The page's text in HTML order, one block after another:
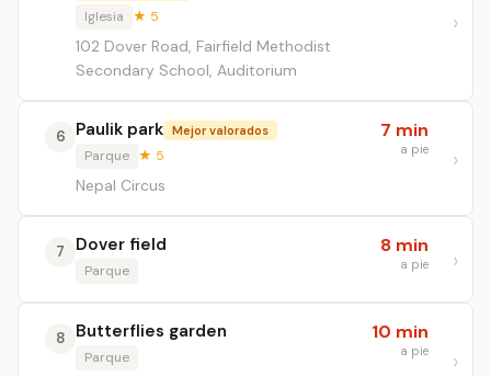
Iglesia ★ 5
102 Dover Road, Fairfield Methodist
Secondary School, Auditorium
6 Paulik park Mejor valorados
Parque ★ 5
Nepal Circus
7 min
a pie
7 Dover field
Parque
8 min
a pie
8 Butterflies garden
Parque
10 min
a pie